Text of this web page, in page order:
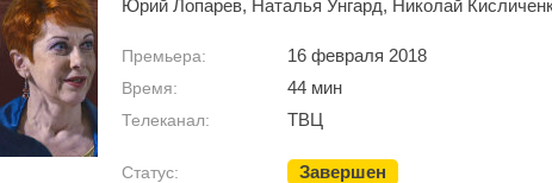
Юрий Лопарев, Наталья Унгард, Николай
Премьера: 16 февраля 2018
Время: 44 мин
Телеканал: ТВЦ
Статус: Завершен